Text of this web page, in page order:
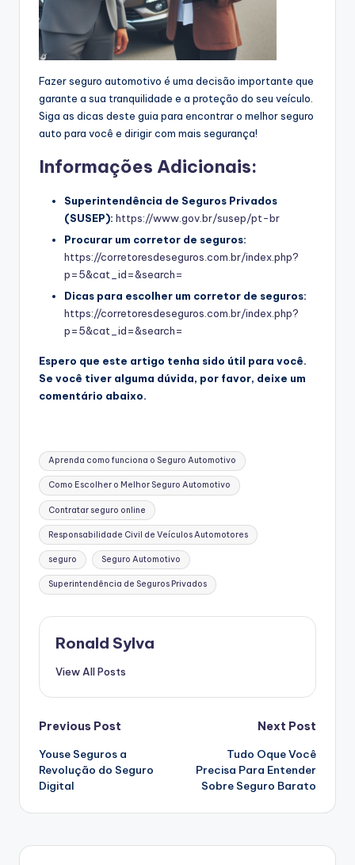
Fazer seguro automotivo é uma decisão importante que
garante a sua tranquilidade e a proteção do seu veículo.
Siga as dicas deste guia para encontrar o melhor seguro
auto para você e dirigir com mais segurança!
Informações Adicionais:
Superintendência de Seguros Privados
(SUSEP): https://www.gov.br/susep/pt-br
Procurar um corretor de seguros:
https://corretoresdeseguros.com.br/index.php?
p=5&cat_id=&search=
Dicas para escolher um corretor de seguros:
https://corretoresdeseguros.com.br/index.php?
p=5&cat_id=&search=
Espero que este artigo tenha sido útil para você.
Se você tiver alguma dúvida, por favor, deixe um
comentário abaixo.
Tags:
Aprenda como funciona o Seguro Automotivo
Como Escolher o Melhor Seguro Automotivo
Contratar seguro online
Responsabilidade Civil de Veículos Automotores
seguro Seguro Automotivo
Superintendência de Seguros Privados
Ronald Sylva
View All Posts
Post
navigation
Previous Post
Youse Seguros a
Revolução do Seguro
Digital
Next Post
Tudo Oque Você
Precisa Para Entender
Sobre Seguro Barato